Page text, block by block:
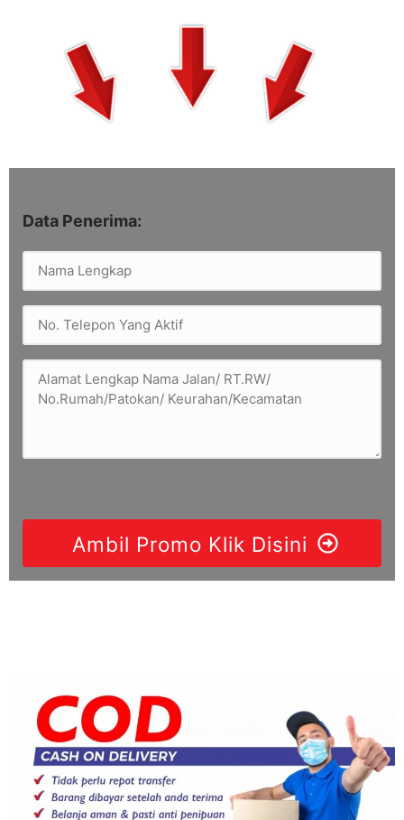
Data Penerima:
Ambil Promo Klik Disini